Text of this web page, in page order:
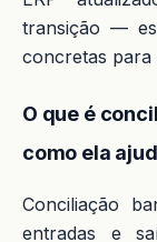
transição —
concretas para
O que é
como ela
Conciliação
entradas e